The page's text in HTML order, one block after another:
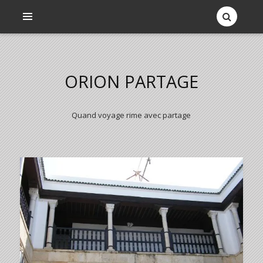
ORION PARTAGE
Quand voyage rime avec partage